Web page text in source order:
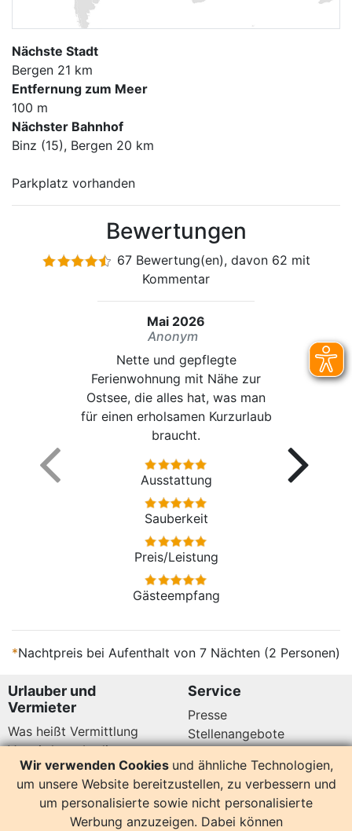
Nächste Stadt
Bergen 21 km
Entfernung zum Meer
100 m
Nächster Bahnhof
Binz (15), Bergen 20 km
Parkplatz vorhanden
Bewertungen
67 Bewertung(en), davon 62 mit
Kommentar
Mai 2026
Anonym
Nette und gepflegte
Ferienwohnung mit Nähe zur
Ostsee, die alles hat, was man
für einen erholsamen Kurzurlaub
braucht.
Ausstattung
Sauberkeit
Preis/Leistung
Gästeempfang
*Nachtpreis bei Aufenthalt von 7 Nächten (2 Personen)
Urlauber und
Vermieter
Was heißt Vermittlung
Vermittlungsbedingungen
Datenschutz
Service
Presse
Stellenangebote
Kundenbewertungen Hier sind wir auch
Wir verwenden Cookies und ähnliche Technologien,
um unsere Website bereitzustellen, zu verbessern und
um personalisierte sowie nicht personalisierte
Werbung anzuzeigen. Dabei können